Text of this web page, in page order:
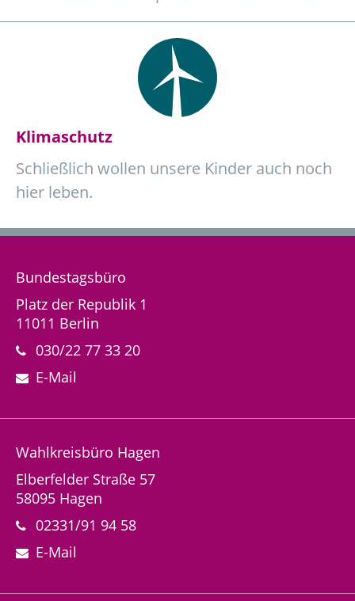
Klimaschutz
Schließlich wollen unsere Kinder auch noch
hier leben.
Bundestagsbüro
Platz der Republik 1
11011 Berlin
030/22 77 33 20
E-Mail
Wahlkreisbüro Hagen
Elberfelder Straße 57
58095 Hagen
02331/91 94 58
E-Mail